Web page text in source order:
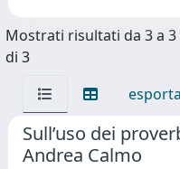
Mostrati risultati da 3 a 3
di 3
Sull’uso dei
Andrea Calmo